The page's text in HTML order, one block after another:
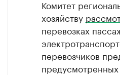
Комитет
хозяйству
перевозках
перевозчиков
предусмотренных